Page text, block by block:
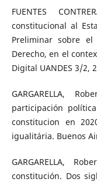
FUENTES
constitucional al
Preliminar sobre el
Derecho, en el
Digital UANDES 3/2,
GARGARELLA,
participación
constitucion en
igualitária. Buenos
GARGARELLA,
constitución. Dos